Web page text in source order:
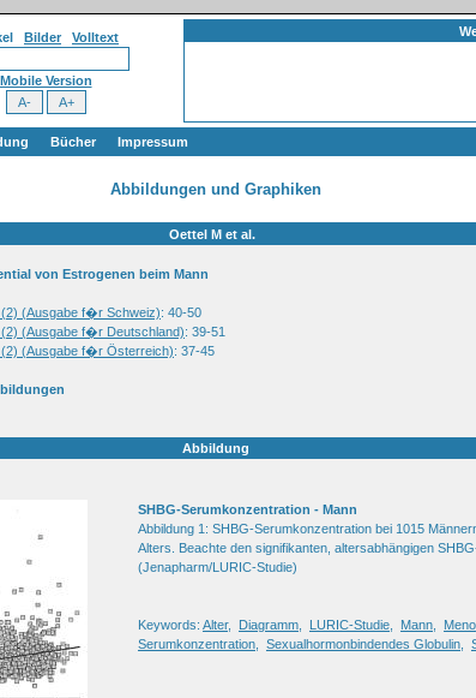
Bilder Volltext
Mobile Version
Bücher Impressum
Abbildungen und Graphiken
Oettel M et al.
von Estrogenen beim Mann
(Ausgabe f�r Schweiz): 40-50
(Ausgabe f�r Deutschland): 39-51
(Ausgabe f�r Österreich): 37-45
Abbildung
SHBG-Serumkonzentration - Mann
Abbildung 1: SHBG-Serumkonzentration bei 1015
Alters. Beachte den signifikanten, altersabhängigen
(Jenapharm/LURIC-Studie)
Keywords: Alter, Diagramm LURIC-Studie Mann
Serumkonzentration
Sexualhormonbindendes Globulin